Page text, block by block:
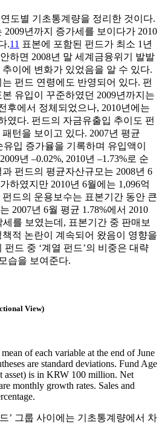
도별 기초통계량을 정리한 것이다.
2009년까지 증가세를 보이다가 2010
.11 표본에 포함된 펀드가 최소 1년
하면 2008년 말 세계금융위기 발발
이에 변화가 있었음을 알 수 있다.
펀드 연령에도 반영되어 있다. 펀
유입이 꾸준하였던 2009년까지는
후에서 정체되었으나, 2010년에는
였다. 펀드의 자금유출입 추이도 펀
턴을 보이고 있다. 2007년 평균
유입 증가율을 기록하며 유입액이
년 –0.02%, 2010년 –1.73%로 순
펀드의 평균자산규모는 2008년 6
하였지만 2010년 6월에는 1,096억
드의 운용보수는 표본기간 동안 큰
2007년 6월 평균 1.78%에서 2010
세를 보였는데, 표본기간 중 판매보
적 논란이 계속되어 왔음이 영향을
드 중 ‘계열 펀드’의 비중은 대략
습을 보여준다.
View)
of each variable at the end of June
are standard deviations. Fund Age
asset) is in KRW 100 million. Net
monthly growth rates. Sales and
’ 그룹 사이에는 기초통계량에서 차